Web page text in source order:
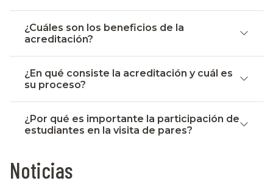
¿Cuáles son los beneficios de la
acreditación?
¿En qué consiste la acreditación y cuál es
su proceso?
¿Por qué es importante la participación de
estudiantes en la visita de pares?
Noticias